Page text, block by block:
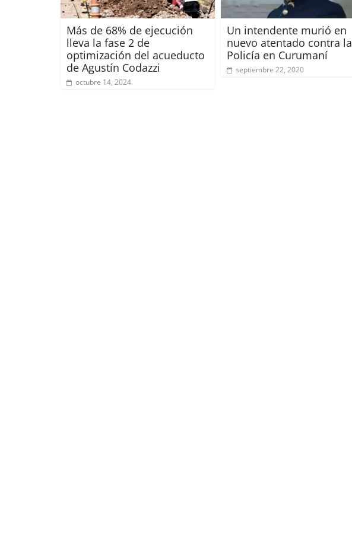
Más de 68% de ejecución
lleva la fase 2 de
optimización del acueducto
de Agustín Codazzi
octubre 14, 2024
Un intendente murió en
nuevo atentado contra la
Policía en Curumaní
septiembre 22, 2020